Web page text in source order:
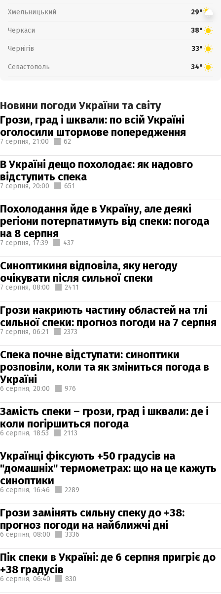
Хмельницький 29°
Черкаси 38°
Чернігів 33°
Севастополь 34°
Новини погоди України та світу
Грози, град і шквали: по всій Україні
оголосили штормове попередження
7 серпня, 21:00 62
В Україні дещо похолодає: як надовго
відступить спека
7 серпня, 20:00 651
Похолодання йде в Україну, але деякі
регіони потерпатимуть від спеки: погода
на 8 серпня
7 серпня, 17:39 437
Синоптикиня відповіла, яку негоду
очікувати після сильної спеки
7 серпня, 08:00 2411
Грози накриють частину областей на тлі
сильної спеки: прогноз погоди на 7 серпня
7 серпня, 06:21 2373
Спека почне відступати: синоптики
розповіли, коли та як зміниться погода в
Україні
6 серпня, 20:00 976
Замість спеки – грози, град і шквали: де і
коли погіршиться погода
6 серпня, 18:53 2113
Українці фіксують +50 градусів на
"домашніх" термометрах: що на це кажуть
синоптики
6 серпня, 16:46 2289
Грози замінять сильну спеку до +38:
прогноз погоди на найближчі дні
6 серпня, 08:00 3336
Пік спеки в Україні: де 6 серпня пригріє до
+38 градусів
6 серпня, 06:40 830